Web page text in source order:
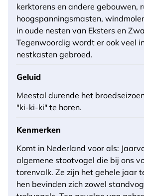
kerktorens en andere gebouwen,
hoogspanningsmasten,
in oude nesten van Eksters en
Tegenwoordig wordt er ook veel
nestkasten gebroed.
Geluid
Meestal durende het
"ki-ki-ki" te horen.
Kenmerken
Komt in Nederland voor als:
algemene stootvogel die bij ons
torenvalk. Ze zijn het gehele jaar
hen bevinden zich zowel